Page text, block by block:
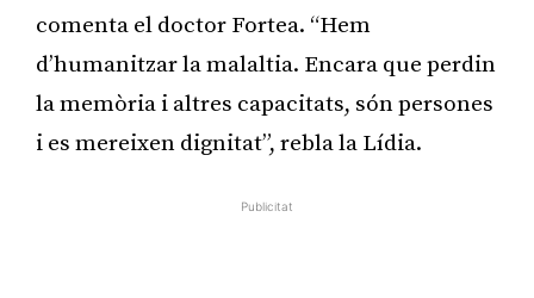
comenta el doctor Fortea. “Hem
d’humanitzar la malaltia. Encara que perdin
la memòria i altres capacitats, són persones
i es mereixen dignitat”, rebla la Lídia.
Publicitat